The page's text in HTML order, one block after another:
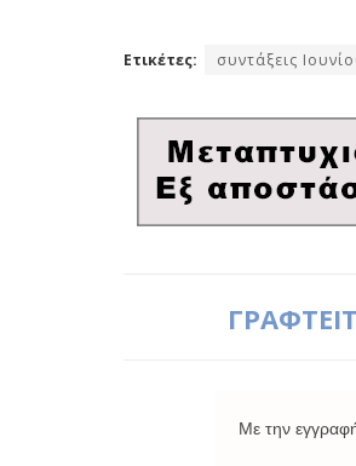
Ετικέτες: συντάξεις
Με την